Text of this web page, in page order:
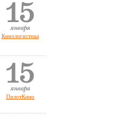
Кинологистика
ПилотКино